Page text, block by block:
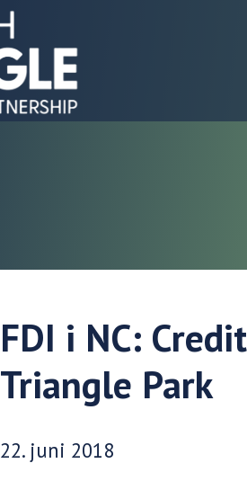
FDI i NC:
Triangle Park
Udgivelsesdato:
22. juni 2018